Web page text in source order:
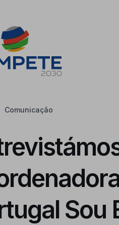
Comunicação
Sou